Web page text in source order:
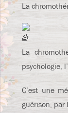
La
La
psychologie,
C’est une
guérison, par